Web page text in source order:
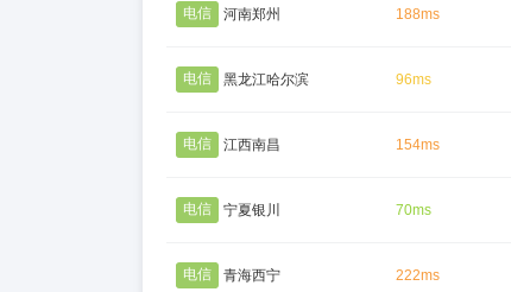
电信 河南郑州 188ms
电信 黑龙江哈尔滨 96ms
电信 江西南昌 154ms
电信 宁夏银川 70ms
电信 青海西宁 222ms